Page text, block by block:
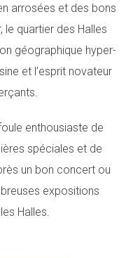
arrosées et des bons
le quartier des Halles
géographique hyper-
et l’esprit novateur
enthousiaste de
spéciales et de
un bon concert ou
expositions
Halles.